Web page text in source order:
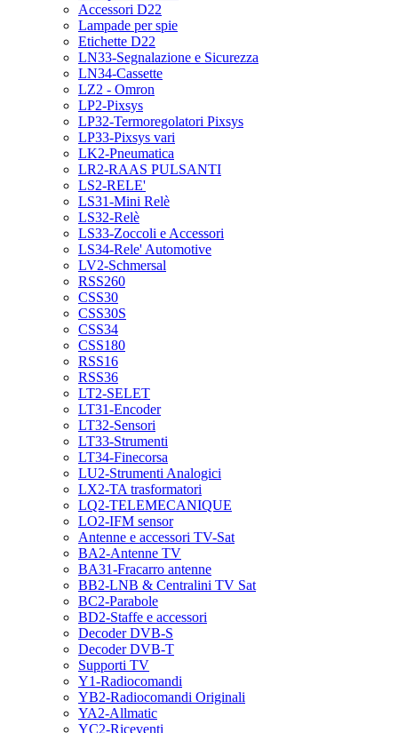
Accessori D22
Lampade per spie
Etichette D22
LN33-Segnalazione e Sicurezza
LN34-Cassette
LZ2 - Omron
LP2-Pixsys
LP32-Termoregolatori Pixsys
LP33-Pixsys vari
LK2-Pneumatica
LR2-RAAS PULSANTI
LS2-RELE'
LS31-Mini Relè
LS32-Relè
LS33-Zoccoli e Accessori
LS34-Rele' Automotive
LV2-Schmersal
RSS260
CSS30
CSS30S
CSS34
CSS180
RSS16
RSS36
LT2-SELET
LT31-Encoder
LT32-Sensori
LT33-Strumenti
LT34-Finecorsa
LU2-Strumenti Analogici
LX2-TA trasformatori
LQ2-TELEMECANIQUE
LO2-IFM sensor
Antenne e accessori TV-Sat
BA2-Antenne TV
BA31-Fracarro antenne
BB2-LNB & Centralini TV Sat
BC2-Parabole
BD2-Staffe e accessori
Decoder DVB-S
Decoder DVB-T
Supporti TV
Y1-Radiocomandi
YB2-Radiocomandi Originali
YA2-Allmatic
YC2-Riceventi